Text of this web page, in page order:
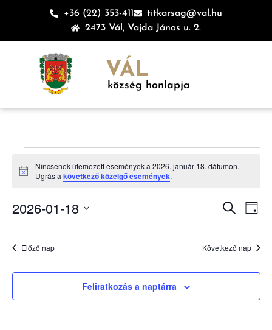
+36 (22) 353-411
titkarsag@val.hu
2473 Vál, Vajda János u. 2.
VÁL
község honlapja
Notice
Nincsenek ütemezett események a 2026. január 18. dátumon.
Ugrás a következő közelgő események.
és
nézet
Keresett
Nap
2026-01-18
kiválasztása.
Előző nap Következő nap
Feliratkozás a naptárra